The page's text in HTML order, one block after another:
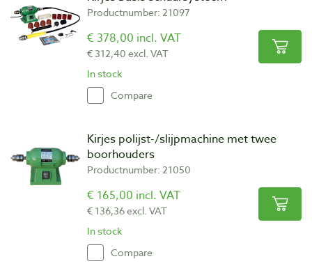
Productnumber: 21097
€ 378,00 incl. VAT
€ 312,40 excl. VAT
In stock
Compare
Kirjes polijst-/slijpmachine met twee
boorhouders
Productnumber: 21050
€ 165,00 incl. VAT
€ 136,36 excl. VAT
In stock
Compare